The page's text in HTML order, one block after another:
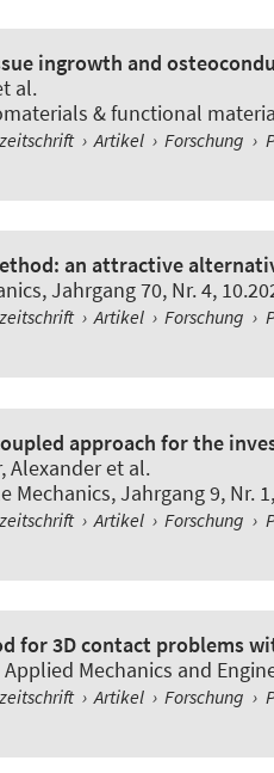
ingrowth and
al.
& functional
› Artikel › Forschung ›
an attractive
, Jahrgang 70, Nr. 4,
› Artikel › Forschung ›
approach for the
Alexander et al.
Mechanics, Jahrgang 9, Nr.
› Artikel › Forschung ›
for 3D contact problems
Mechanics and
› Artikel › Forschung ›